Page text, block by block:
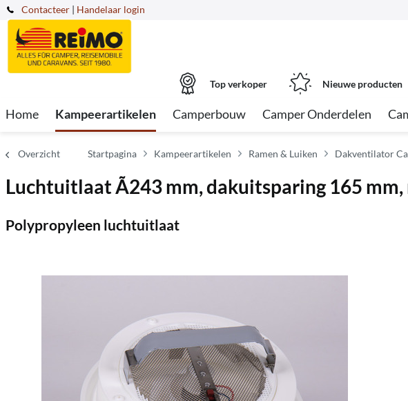
Contacteer | Handelaar login
Top verkoper Nieuwe producten
Home Kampeerartikelen Camperbouw Camper Onderdelen
Overzicht Startpagina Kampeerartikelen Ramen & Luiken Dakventilator
Luchtuitlaat Ã243 mm, dakuitsparing 165
Polypropyleen luchtuitlaat